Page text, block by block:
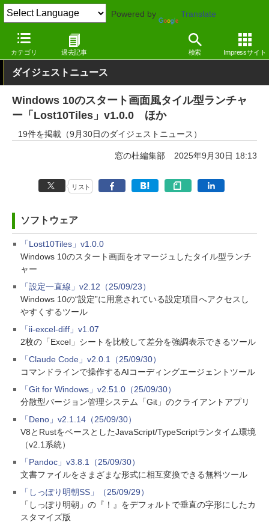
Powered by Translate
カテゴリ 過去記事 検索 Impressサイト
窓の杜 その他の話題 アップデート
ダイジェストニュース
Windows 10のスタート画面風タイル型ランチャ
ー「Lost10Tiles」v1.0.0 ほか
19件を掲載（9月30日のダイジェストニュース）
窓の杜編集部 2025年9月30日 18:13
リスト
ソフトウェア
「Lost10Tiles」v1.0.0
Windows 10のスタート画面をオマージュしたタイル型ランチ
ャー
「設定一直線」v2.12（25/09/23）
Windows 10の“設定”に用意されている設定項目へアクセスし
やすくするツール
「ii-excel-diff」v1.07
2枚の「Excel」シートを比較して差分を強調表示できるツール
「Claude Code」v2.0.1（25/09/30）
コマンドラインで操作するAIコーディングエージェントツール
「Git for Windows」v2.51.0（25/09/30）
分散型バージョン管理システム「Git」のクライアントアプリ
「Deno」v2.1.14（25/09/30）
V8とRustをベースとしたJavaScript/TypeScriptランタイム環境
（v2.1系統）
「Pandoc」v3.8.1（25/09/30）
文書ファイルをさまざまな形式に相互変換できる無料ツール
「しっぽり明朝SS」（25/09/29）
「しっぽり明朝」の『！』をデフォルトで垂直の字形にしたカ
スタマイズ版